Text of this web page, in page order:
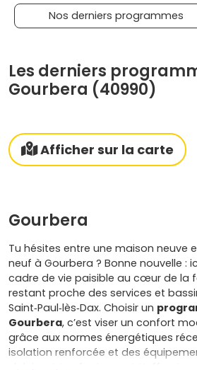
Nos derniers programmes
Les derniers
Gourbera (40990)
Afficher sur la carte
Gourbera
Tu hésites entre une maison neuve
neuf à Gourbera ? Bonne nouvelle :
cadre de vie paisible au cœur de la
restant proche des services et
Saint‑Paul‑lès‑Dax. Choisir un
Gourbera, c’est viser un confort
grâce aux normes énergétiques
isolation renforcée et des
réduisent tes factures et t’offrent un